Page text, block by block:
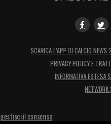
SCARICA L’APP DI CALCIO NEWS
PRIVACY POLICY E
INFORMATIVA ESTESA
NETWORK
gestisci il consenso